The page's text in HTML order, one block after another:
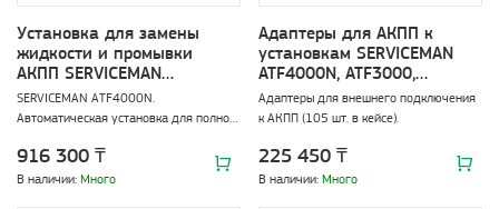
Установка для замены
жидкости и промывки
АКПП SERVICEMAN
ATF4000N
SERVICEMAN ATF4000N.
Автоматическая установка для полной
Поставляется вместе с комплектом
адаптеров (105 шт.) для внешнего
916 300 ₸
В наличии: Много
Адаптеры для АКПП к
установкам SERVICEMAN
ATF4000N, ATF3000,
ATF5000
Адаптеры для внешнего подключения
к АКПП (105 шт. в кейсе).
225 450 ₸
В наличии: Много